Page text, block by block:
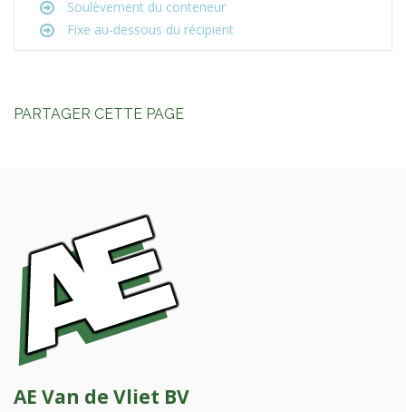
Soulèvement du conteneur
Fixe au-dessous du récipient
PARTAGER CETTE PAGE
AE Van de Vliet BV